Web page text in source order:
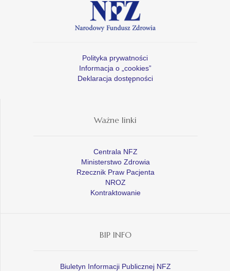
Polityka prywatności
Informacja o „cookies”
Deklaracja dostępności
Ważne linki
Centrala NFZ
Ministerstwo Zdrowia
Rzecznik Praw Pacjenta
NROZ
Kontraktowanie
BIP INFO
Biuletyn Informacji Publicznej NFZ